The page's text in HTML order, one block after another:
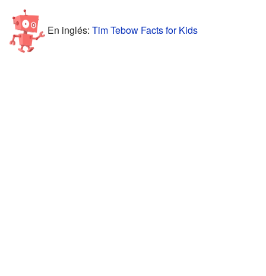
En inglés: Tim Tebow Facts for Kids